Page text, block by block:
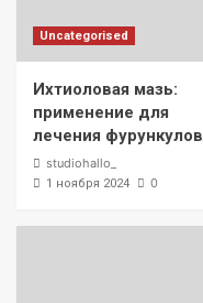
Uncategorised
Ихтиоловая мазь:
применение для
лечения фурункулов
studiohallo_
1 ноября 2024 0